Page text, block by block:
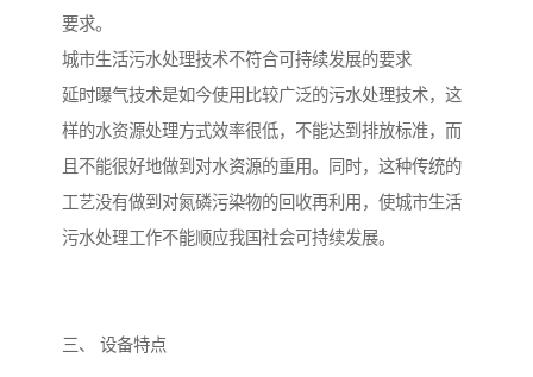
要求。
城市生活污水处理技术不符合可持续发展的要求
延时曝气技术是如今使用比较广泛的污水处理技术，这
样的水资源处理方式效率很低，不能达到排放标准，而
且不能很好地做到对水资源的重用。同时，这种传统的
工艺没有做到对氮磷污染物的回收再利用，使城市生活
污水处理工作不能顺应我国社会可持续发展。
三、 设备特点
豆制品污水